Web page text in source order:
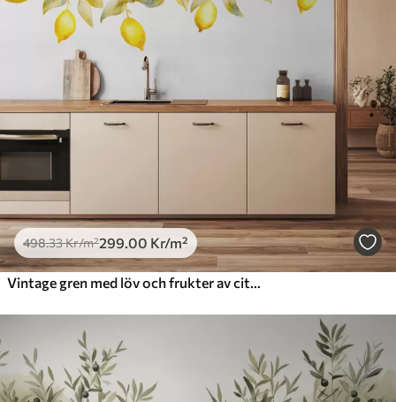
498.33Kr/m²299.00 Kr/m²
Vintage gren med löv och frukter av citroner akvarell